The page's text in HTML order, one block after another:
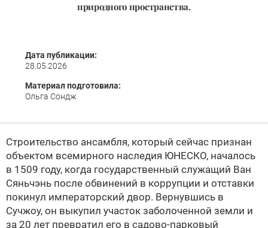
природного пространства.
Дата публикации:
28.05.2026
Материал подготовила:
Ольга Сондж
Строительство ансамбля, который сейчас признан
объектом всемирного наследия ЮНЕСКО, началось
в 1509 году, когда государственный служащий Ван
Сяньчэнь после обвинений в коррупции и отставки
покинул императорский двор. Вернувшись в
Сучжоу, он выкупил участок заболоченной земли и
за 20 лет превратил его в садово-парковый